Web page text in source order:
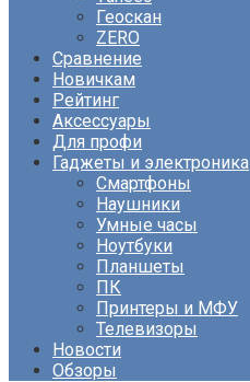
Геоскан
ZERO
Сравнение
Новичкам
Рейтинг
Аксессуары
Для профи
Гаджеты и электроника
Смартфоны
Наушники
Умные часы
Ноутбуки
Планшеты
ПК
Принтеры и МФУ
Телевизоры
Новости
Обзоры